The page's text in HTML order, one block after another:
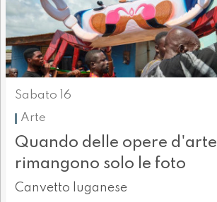
Sabato 16
Arte
Quando delle opere d'arte
rimangono solo le foto
Canvetto luganese